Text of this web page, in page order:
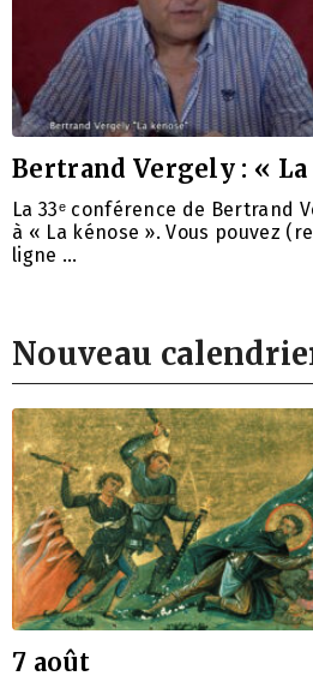
Bertrand Vergely : «
La 33ᵉ conférence de Bertrand
à « La kénose ». Vous pouvez
ligne …
Nouveau
7 août